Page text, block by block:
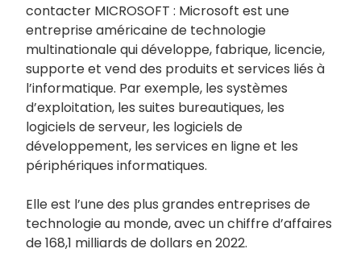
contacter MICROSOFT : Microsoft est une
entreprise américaine de technologie
multinationale qui développe, fabrique, licencie,
supporte et vend des produits et services liés à
l’informatique. Par exemple, les systèmes
d’exploitation, les suites bureautiques, les
logiciels de serveur, les logiciels de
développement, les services en ligne et les
périphériques informatiques.
Elle est l’une des plus grandes entreprises de
technologie au monde, avec un chiffre d’affaires
de 168,1 milliards de dollars en 2022.